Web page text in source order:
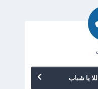
يا شباب